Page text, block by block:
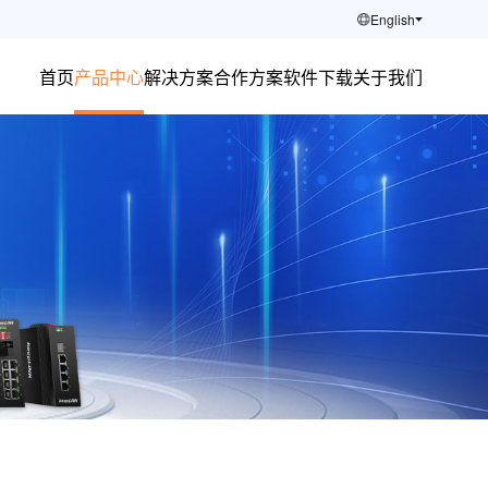
English
首页产品中心解决方案合作方案软件下载关于我们